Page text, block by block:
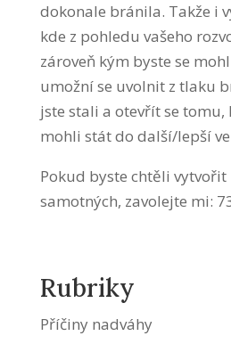
dokonale bránila. Takže i
kde z pohledu vašeho
zároveň kým byste se
umožní se uvolnit z tlaku
jste stali a otevřít se tomu,
mohli stát do další/lepší
Pokud byste chtěli vytvořit
samotných, zavolejte mi:
Rubriky
Příčiny nadváhy